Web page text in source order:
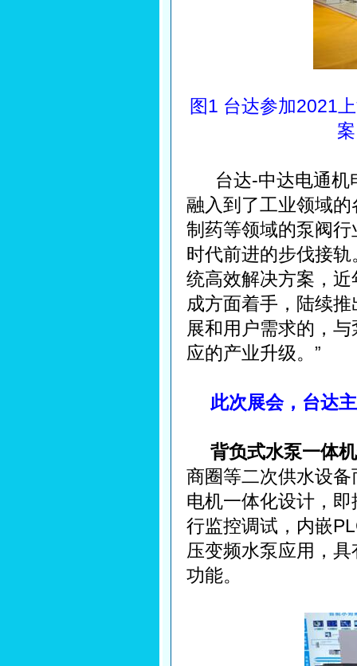
图1 台达参加2021
台达-中达电通机
融入到了工业领域
制药等领域的泵阀
时代前进的步伐接
统高效解决方案，
成方面着手，陆续
展和用户需求的，
应的产业升级。”
此次展会，台达
背负式水泵一体
商圈等二次供水设
电机一体化设计，
行监控调试，内嵌
压变频水泵应用，
功能。